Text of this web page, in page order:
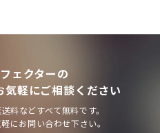
ェクターの
気軽にご相談ください
料などすべて無料です。
にお問い合わせ下さい。